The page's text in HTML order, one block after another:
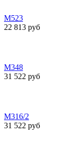
М523
22 813 руб
М348
31 522 руб
М316/2
31 522 руб